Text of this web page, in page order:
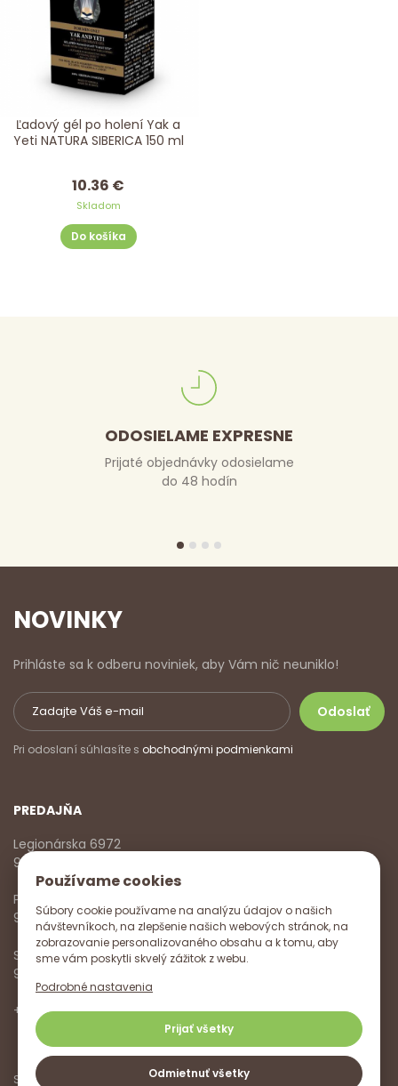
Používame cookies
Súbory cookie používame na analýzu údajov o našich
návštevníkoch, na zlepšenie našich webových stránok, na
zobrazovanie personalizovaného obsahu a k tomu, aby
sme vám poskytli skvelý zážitok z webu.
Podrobné nastavenia
Prijať všetky
Odmietnuť všetky
Ľadový gél po holení Yak a
Yeti NATURA SIBERICA 150 ml
10.36 €
Skladom
Do košíka
ODOSIELAME EXPRESNE
Prijaté objednávky odosielame
do 48 hodín
NOVINKY
Prihláste sa k odberu noviniek, aby Vám nič neuniklo!
Pri odoslaní súhlasíte s obchodnými podmienkami
PREDAJŇA
Legionárska 6972
911 01 Trenčín
Pondelok - Piatok
9:00 - 17:00
Sobota
9:00 - 12:00
+421 918 785 620,+421 915 572 350,info@vitanella.sk
Sledujte nás na